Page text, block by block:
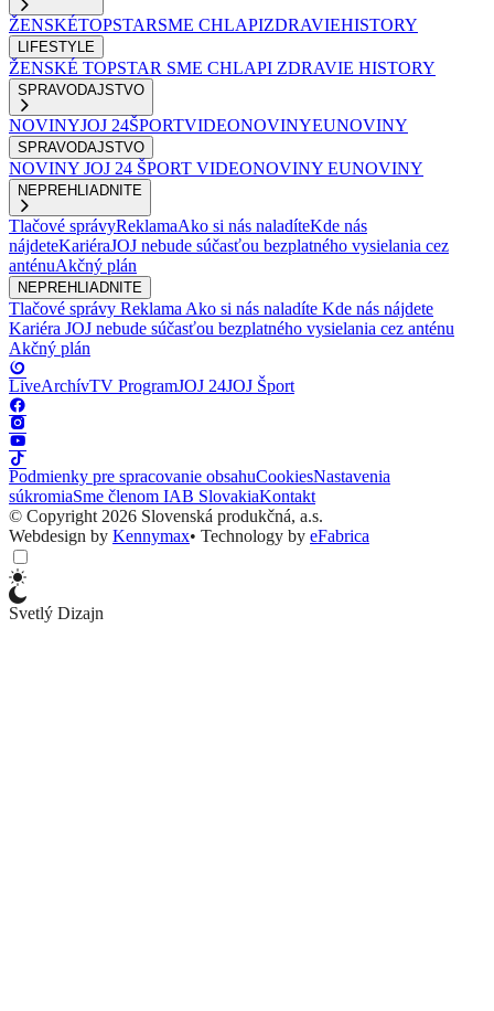
ŽENSKÉTOPSTARSME CHLAPIZDRAVIEHISTORY
LIFESTYLE
ŽENSKÉ TOPSTAR SME CHLAPI ZDRAVIE HISTORY
SPRAVODAJSTVO
NOVINYJOJ 24ŠPORTVIDEONOVINYEUNOVINY
SPRAVODAJSTVO
NOVINY JOJ 24 ŠPORT VIDEONOVINY EUNOVINY
NEPREHLIADNITE
Tlačové správyReklamaAko si nás naladíteKde nás
nájdeteKariéraJOJ nebude súčasťou bezplatného vysielania cez
anténuAkčný plán
NEPREHLIADNITE
Tlačové správy Reklama Ako si nás naladíte Kde nás nájdete
Kariéra JOJ nebude súčasťou bezplatného vysielania cez anténu
Akčný plán
LiveArchívTV ProgramJOJ 24JOJ Šport
Podmienky pre spracovanie obsahuCookiesNastavenia
súkromiaSme členom IAB SlovakiaKontakt
© Copyright 2026 Slovenská produkčná, a.s.
Webdesign by Kennymax• Technology by eFabrica
Svetlý Dizajn